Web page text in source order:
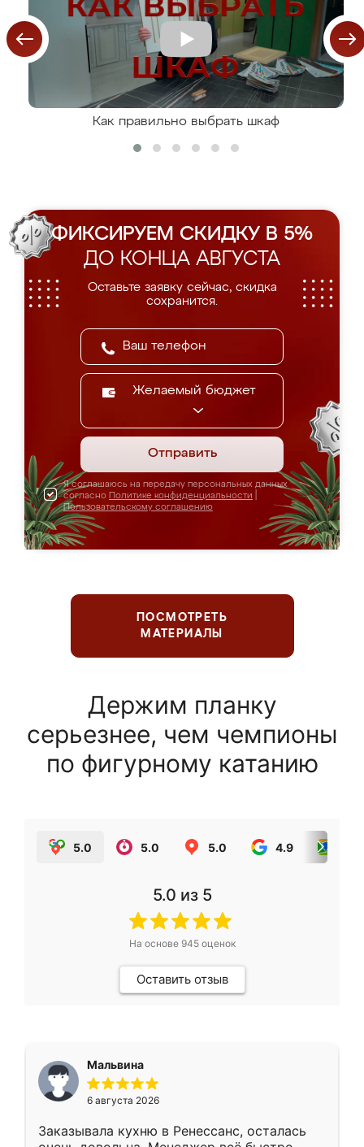
Как правильно выбрать шкаф
ФИКСИРУЕМ СКИДКУ В 5%
ДО КОНЦА АВГУСТА
Оставьте заявку сейчас, скидка
сохранится.
Желаемый бюджет
Отправить
Я соглашаюсь на передачу персональных данных
согласно Политике конфиденциальности
Пользовательскому соглашению
ПОСМОТРЕТЬ
МАТЕРИАЛЫ
Держим планку
серьезнее, чем чемпионы
по фигурному катанию
5.0 5.0 5.0 4.9
5.0 из 5
На основе 945оценок
Оставить отзыв
Мальвина
6 августа 2026
Заказывала кухню в Ренессанс, осталась